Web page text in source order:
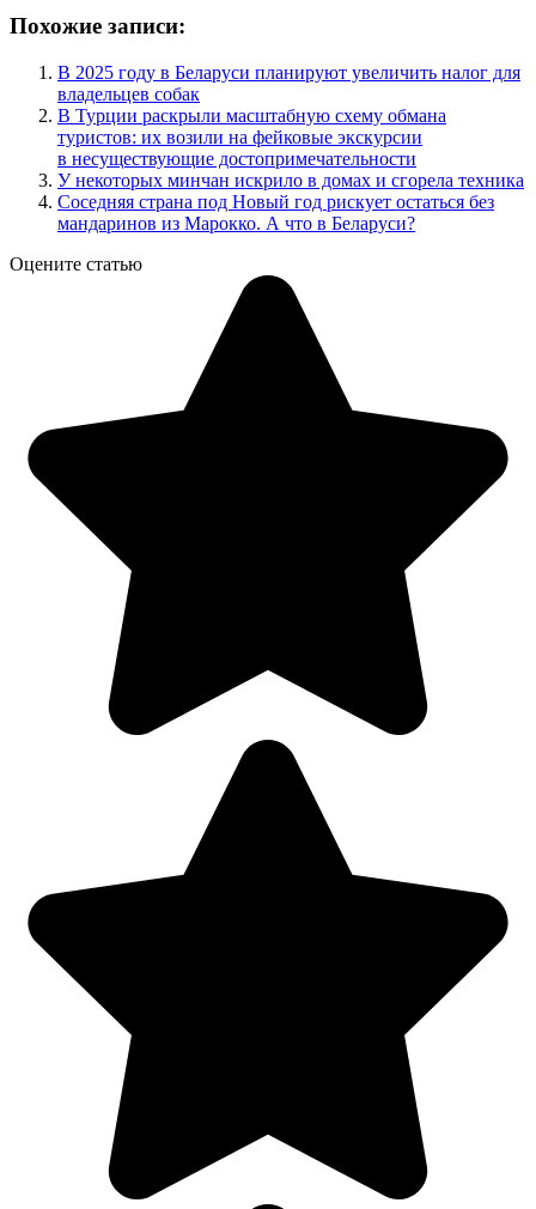
Похожие записи:
В 2025 году в Беларуси планируют увеличить налог для
владельцев собак
В Турции раскрыли масштабную схему обмана
туристов: их возили на фейковые экскурсии
в несуществующие достопримечательности
У некоторых минчан искрило в домах и сгорела техника
Соседняя страна под Новый год рискует остаться без
мандаринов из Марокко. А что в Беларуси?
Оцените статью